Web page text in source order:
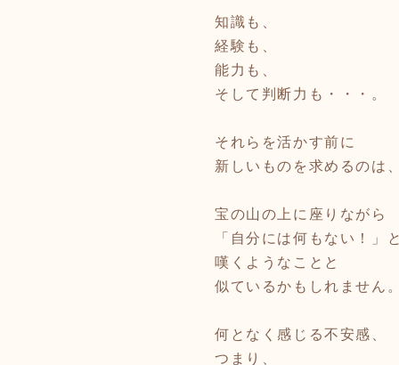
知識も、
経験も、
能力も、
そして判断力も・・・。
それらを活かす前に
新しいものを求めるのは、
宝の山の上に座りながら
「自分には何もない！」と
嘆くようなことと
似ているかもしれません。
何となく感じる不安感、
つまり、